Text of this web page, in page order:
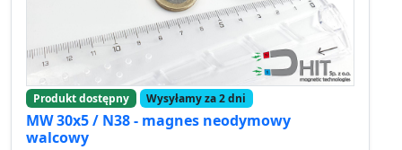
Produkt dostępny Wysyłamy za 2 dni
MW 30x5 / N38 - magnes neodymowy
walcowy